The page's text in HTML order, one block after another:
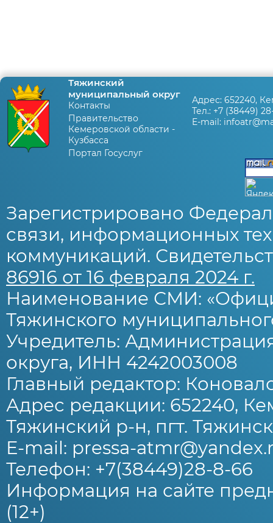
Тяжинский
муниципальный округ
Контакты
Правительство
Кемеровской области -
Кузбасса
Портал Госуслуг
Адрес: 652240,
Тел.: +7 (38449)
E-mail:
Зарегистрировано
связи, информационных
коммуникаций.
86916 от 16 февраля 2024 г.
Наименование СМИ:
Тяжинского
Учредитель:
округа, ИНН 4242003008
Главный редактор:
Адрес редакции: 652240,
Тяжинский р-н, пгт.
E-mail: pressa-
Телефон: +7(38449)28-8-66
Информация на сайте
(12+)